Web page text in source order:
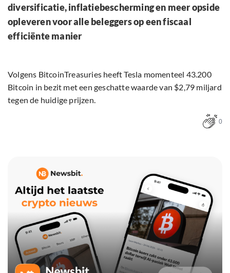
diversificatie, inflatiebescherming en meer opside
opleveren voor alle beleggers op een fiscaal
efficiënte manier
Volgens BitcoinTreasuries heeft Tesla momenteel 43.200
Bitcoin in bezit met een geschatte waarde van $2,79 miljard
tegen de huidige prijzen.
0